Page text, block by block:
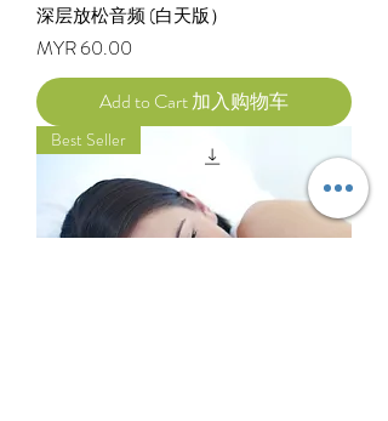
深层放松音频 (白天版）
Price
MYR 60.00
Add to Cart 加入购物车
Best Seller